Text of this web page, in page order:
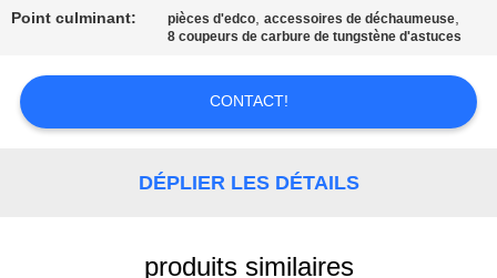
LA
QUALITÉ
NOUS
CONTACTER
Point culminant: pièces d'edco,accessoires de déchaumeuse,
8 coupeurs de carbure de tungstène d'astuces
CONTACT!
DÉPLIER LES DÉTAILS
produits similaires